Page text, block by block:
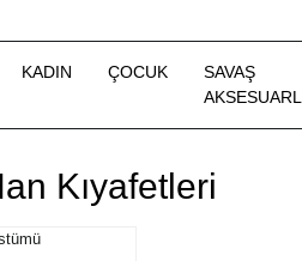
KADIN ÇOCUK
SAVAŞ
Kıyafetleri